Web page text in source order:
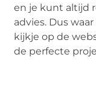
en je kunt altijd
advies. Dus
kijkje op de
de perfecte